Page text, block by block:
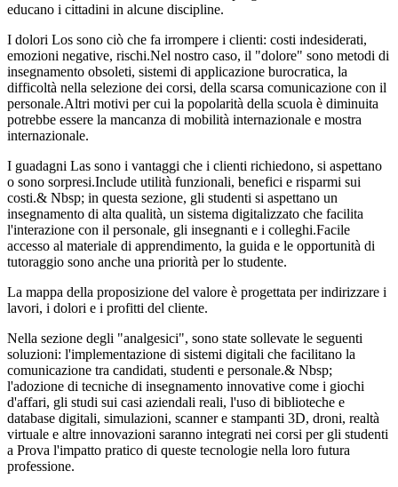
educano i cittadini in alcune discipline.
I dolori Los sono ciò che fa irrompere i clienti: costi indesiderati,
emozioni negative, rischi.Nel nostro caso, il "dolore" sono metodi di
insegnamento obsoleti, sistemi di applicazione burocratica, la
difficoltà nella selezione dei corsi, della scarsa comunicazione con il
personale.Altri motivi per cui la popolarità della scuola è diminuita
potrebbe essere la mancanza di mobilità internazionale e mostra
internazionale.
I guadagni Las sono i vantaggi che i clienti richiedono, si aspettano
o sono sorpresi.Include utilità funzionali, benefici e risparmi sui
costi.& Nbsp; in questa sezione, gli studenti si aspettano un
insegnamento di alta qualità, un sistema digitalizzato che facilita
l'interazione con il personale, gli insegnanti e i colleghi.Facile
accesso al materiale di apprendimento, la guida e le opportunità di
tutoraggio sono anche una priorità per lo studente.
La mappa della proposizione del valore è progettata per indirizzare i
lavori, i dolori e i profitti del cliente.
Nella sezione degli "analgesici", sono state sollevate le seguenti
soluzioni: l'implementazione di sistemi digitali che facilitano la
comunicazione tra candidati, studenti e personale.& Nbsp;
l'adozione di tecniche di insegnamento innovative come i giochi
d'affari, gli studi sui casi aziendali reali, l'uso di biblioteche e
database digitali, simulazioni, scanner e stampanti 3D, droni, realtà
virtuale e altre innovazioni saranno integrati nei corsi per gli studenti
a Prova l'impatto pratico di queste tecnologie nella loro futura
professione.